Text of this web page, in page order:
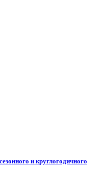
и круглогодичного